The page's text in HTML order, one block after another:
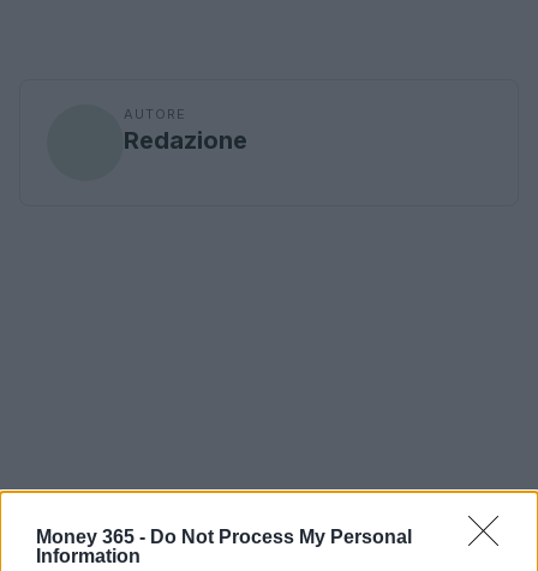
Money 365 - Do Not Process My Personal
Information
AUTORE
Redazione